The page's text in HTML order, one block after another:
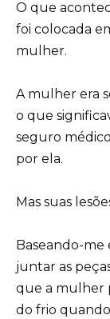
O que
foi colocada
mulher.
A mulher era
o que
seguro
por ela.
Mas suas
Baseando-me
juntar as
que a mulher
do frio